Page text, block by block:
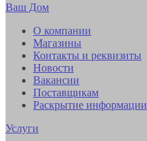
Ваш Дом
О компании
Магазины
Контакты и реквизиты
Новости
Вакансии
Поставщикам
Раскрытие информации
Услуги